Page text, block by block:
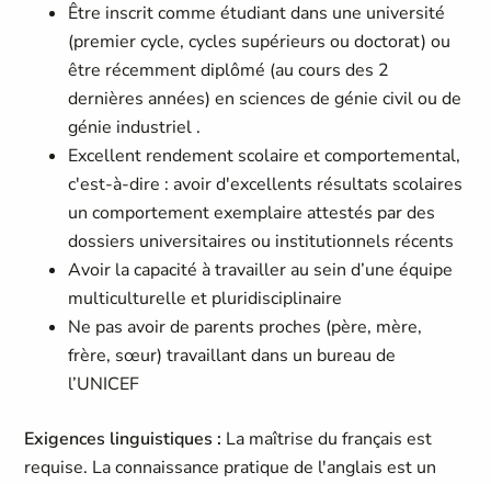
Être inscrit comme étudiant dans une université
(premier cycle, cycles supérieurs ou doctorat) ou
être récemment diplômé (au cours des 2
dernières années) en sciences de génie civil ou de
génie industriel .
Excellent rendement scolaire et comportemental,
c'est-à-dire : avoir d'excellents résultats scolaires
un comportement exemplaire attestés par des
dossiers universitaires ou institutionnels récents
Avoir la capacité à travailler au sein d’une équipe
multiculturelle et pluridisciplinaire
Ne pas avoir de parents proches (père, mère,
frère, sœur) travaillant dans un bureau de
l’UNICEF
Exigences linguistiques : La maîtrise du français est
requise. La connaissance pratique de l'anglais est un